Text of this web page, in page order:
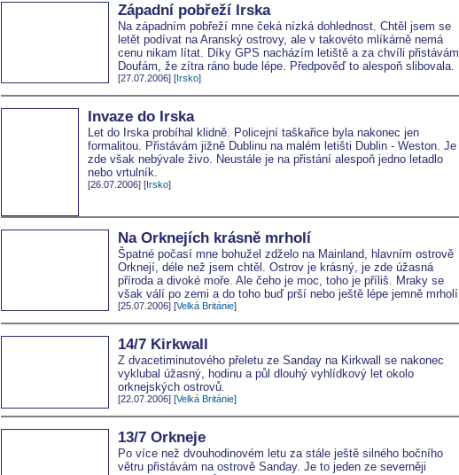
Západní pobřeží Irska
Na západním pobřeží mne čeká nízká dohlednost. Chtěl jsem se
letět podívat na Aranský ostrovy, ale v takovéto mlíkárně nemá
cenu nikam lítat. Díky GPS nacházím letiště a za chvíli přistávám.
Doufám, že zítra ráno bude lépe. Předpověď to alespoň slibovala.
[27.07.2006] [Irsko]
Invaze do Irska
Let do Irska probíhal klidně. Policejní taškařice byla nakonec jen
formalitou. Přistávám jižně Dublinu na malém letišti Dublin - Weston. Je
zde však nebývale živo. Neustále je na přistání alespoň jedno letadlo
nebo vrtulník.
[26.07.2006] [Irsko]
Na Orknejích krásně mrholí
Špatné počasí mne bohužel zdželo na Mainland, hlavním ostrově
Orknejí, déle než jsem chtěl. Ostrov je krásný, je zde úžasná
příroda a divoké moře. Ale čeho je moc, toho je příliš. Mraky se
však válí po zemi a do toho buď prší nebo ještě lépe jemně mrholí.
[25.07.2006] [Velká Británie]
14/7 Kirkwall
Z dvacetiminutového přeletu ze Sanday na Kirkwall se nakonec
vyklubal úžasný, hodinu a půl dlouhý vyhlídkový let okolo
orknejských ostrovů.
[22.07.2006] [Velká Británie]
13/7 Orkneje
Po více než dvouhodinovém letu za stále ještě silného bočního
větru přistávám na ostrově Sanday. Je to jeden ze severněji